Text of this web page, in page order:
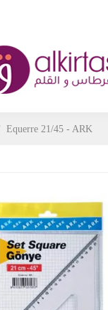
Equerre 21/45 - ARK